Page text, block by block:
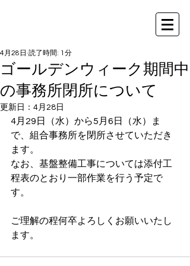
ゴールデンウィーク期間中
の事務所閉所について
4月28日 読了時間: 1分
更新日： 4月28日
4月29日（水）から5月6日（水）ま
で、組合事務所を閉所させていただき
ます。
なお、基盤整備工事については添付工
程表のとおり一部作業を行う予定で
す。
ご理解の程何卒よろしくお願いいたし
ます。